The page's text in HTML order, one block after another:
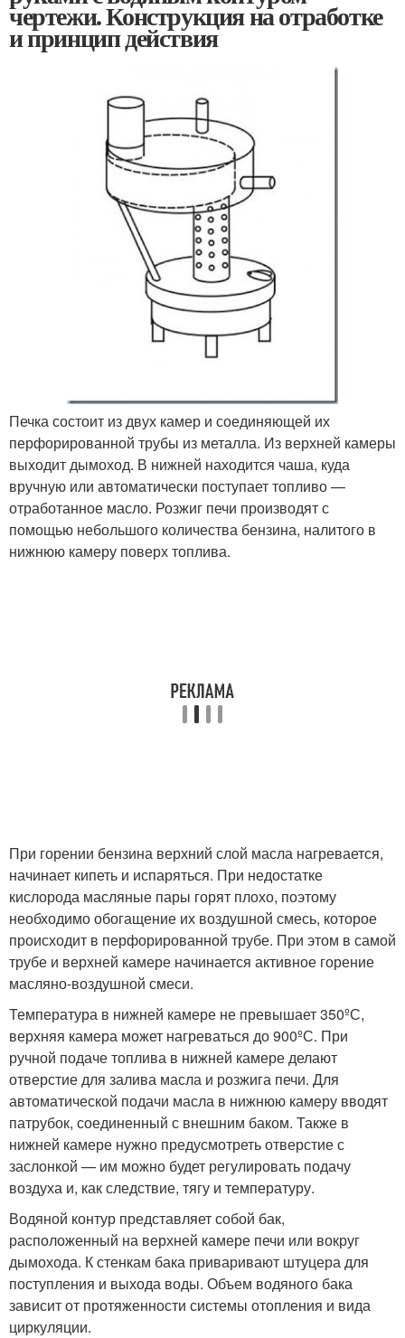
чертежи. Конструкция на отработке
и принцип действия
Печка состоит из двух камер и соединяющей их
перфорированной трубы из металла. Из верхней камеры
выходит дымоход. В нижней находится чаша, куда
вручную или автоматически поступает топливо —
отработанное масло. Розжиг печи производят с
помощью небольшого количества бензина, налитого в
нижнюю камеру поверх топлива.
При горении бензина верхний слой масла нагревается,
начинает кипеть и испаряться. При недостатке
кислорода масляные пары горят плохо, поэтому
необходимо обогащение их воздушной смесь, которое
происходит в перфорированной трубе. При этом в самой
трубе и верхней камере начинается активное горение
масляно-воздушной смеси.
Температура в нижней камере не превышает 350ºС,
верхняя камера может нагреваться до 900ºС. При
ручной подаче топлива в нижней камере делают
отверстие для залива масла и розжига печи. Для
автоматической подачи масла в нижнюю камеру вводят
патрубок, соединенный с внешним баком. Также в
нижней камере нужно предусмотреть отверстие с
заслонкой — им можно будет регулировать подачу
воздуха и, как следствие, тягу и температуру.
Водяной контур представляет собой бак,
расположенный на верхней камере печи или вокруг
дымохода. К стенкам бака приваривают штуцера для
поступления и выхода воды. Объем водяного бака
зависит от протяженности системы отопления и вида
циркуляции.